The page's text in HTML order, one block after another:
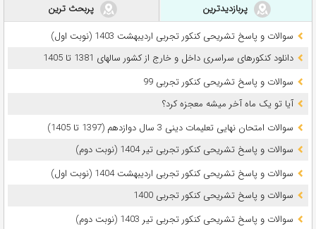
پربازدیدترین
پربحث ترین
سوالات و پاسخ تشریحی کنکور تجربی اردیبهشت 1403 (نوبت اول)
دانلود کنکورهای سراسری داخل و خارج از کشور سالهای 1381 تا 1405
سوالات و پاسخ تشریحی کنکور تجربی 99
آیا تو یک ماه آخر میشه معجزه کرد؟
سوالات امتحان نهایی تعلیمات دینی 3 سال دوازدهم (1397 تا 1405)
سوالات و پاسخ تشریحی کنکور تجربی تیر 1404 (نوبت دوم)
سوالات و پاسخ تشریحی کنکور تجربی اردیبهشت 1404 (نوبت اول)
سوالات و پاسخ تشریحی کنکور تجربی 1400
سوالات و پاسخ تشریحی کنکور تجربی تیر 1403 (نوبت دوم)